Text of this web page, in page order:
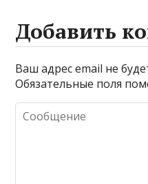
Добавить
Ваш адрес email не
Обязательные поля